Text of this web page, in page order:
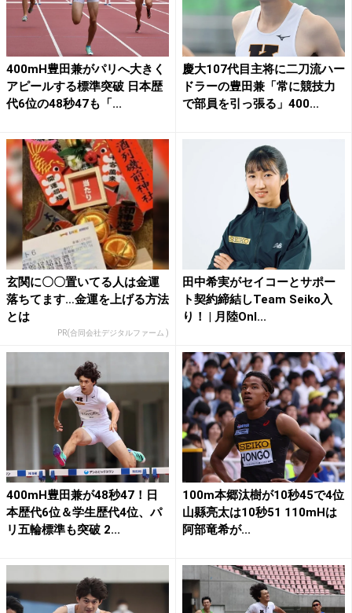
400mH豊田兼がパリへ大きく
アピールする標準突破 日本歴
代6位の48秒47も「...
慶大107代目主将に二刀流ハー
ドラーの豊田兼「常に競技力
で部員を引っ張る」400...
玄関に〇〇置いてる人は金運
落ちてます…金運を上げる方法
とは
PR(合同会社デジタルファーム )
田中希実がセイコーとサポー
ト契約締結しTeam Seiko入
り！ | 月陸Onl...
400mH豊田兼が48秒47！日
本歴代6位＆学生歴代4位、パ
リ五輪標準も突破 2...
100m本郷汰樹が10秒45で4位
山縣亮太は10秒51 110mHは
阿部竜希が...